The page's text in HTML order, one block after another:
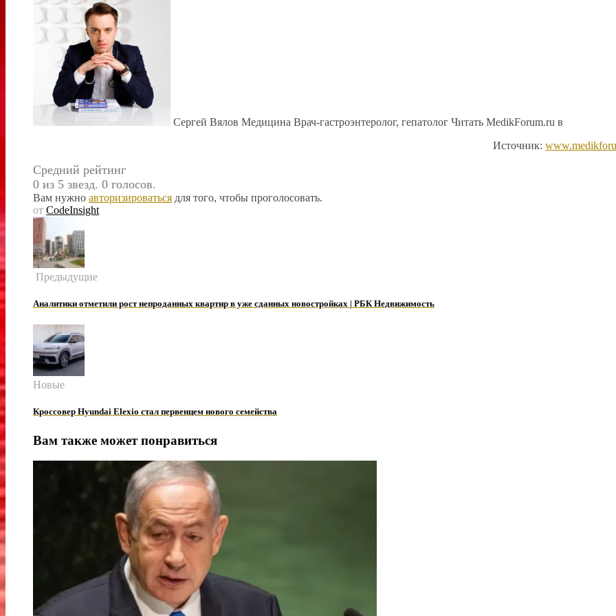
Сергей Вялов Медицина Врач-гастроэнтеролог, гепатолог Читать MedikForum.ru в
Источник:
Средний рейтинг
0 из 5 звезд. 0 голосов.
Вам нужно авторизироваться для того, чтобы проголосовать.
от CodeInsight
Предыдущие
Аналитики отметили рост непроданных квартир в уже сданных новостройках | РБК Недвижимость
Новые
Кроссовер Hyundai Elexio стал первенцем нового семейства
Вам также может понравиться